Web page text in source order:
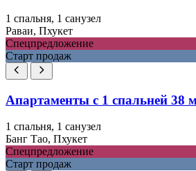
1 спальня, 1 санузел
Раваи, Пхукет
Спецпредложение
Старт продаж
Апартаменты с 1 спальней 38
1 спальня, 1 санузел
Банг Тао, Пхукет
Спецпредложение
Старт продаж